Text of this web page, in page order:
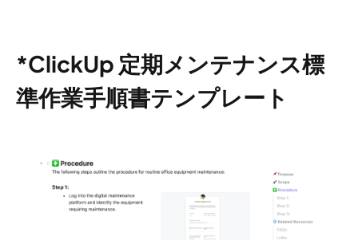
*ClickUp 定期メンテナンス標
準作業手順書テンプレート